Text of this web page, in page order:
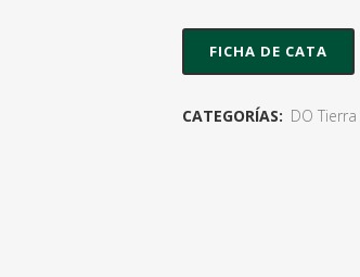
FICHA DE CATA
CATEGORÍAS: DO